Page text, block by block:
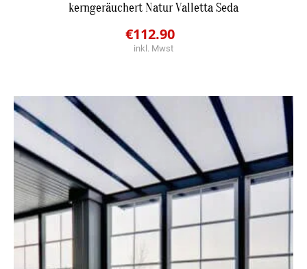
kerngeräuchert Natur Valletta Seda
Original
price
€113.10.
€112.90
Current
price
€112.90.
inkl. Mwst